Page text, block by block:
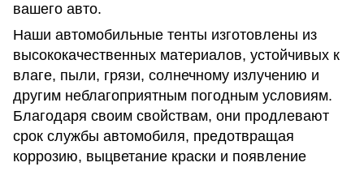
вашего авто.
Наши автомобильные тенты изготовлены из
высококачественных материалов, устойчивых к
влаге, пыли, грязи, солнечному излучению и
другим неблагоприятным погодным условиям.
Благодаря своим свойствам, они продлевают
срок службы автомобиля, предотвращая
коррозию, выцветание краски и появление